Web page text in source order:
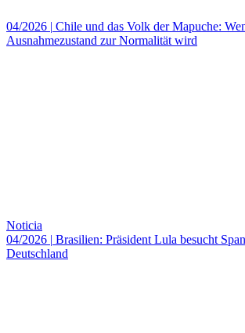
04/2026 | Chile und das Volk der Mapuche:
Ausnahmezustand zur Normalität wird
Noticia
04/2026 | Brasilien: Präsident Lula besucht
Deutschland